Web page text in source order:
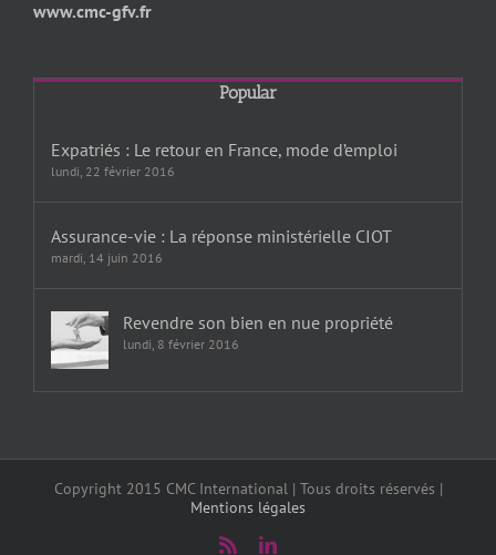
www.cmc-gfv.fr
Popular
Expatriés : Le retour en France, mode d’emploi
lundi, 22 février 2016
Assurance-vie : La réponse ministérielle CIOT
mardi, 14 juin 2016
Revendre son bien en nue propriété
lundi, 8 février 2016
Copyright 2015 CMC International | Tous droits réservés |
Mentions légales
Rss LinkedIn